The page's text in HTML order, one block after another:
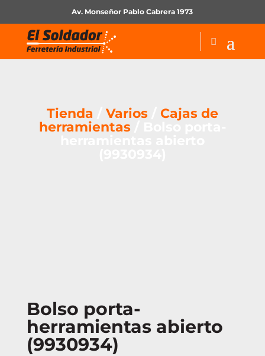
Av. Monseñor Pablo Cabrera 1973
Tienda Varios/ Cajas de
herramientas/ Bolso porta-
Bolso porta-
herramientas abierto
(9930934)